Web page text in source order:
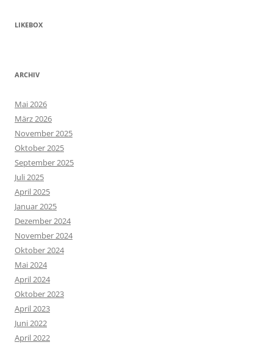
LIKEBOX
ARCHIV
Mai 2026
März 2026
November 2025
Oktober 2025
September 2025
Juli 2025
April 2025
Januar 2025
Dezember 2024
November 2024
Oktober 2024
Mai 2024
April 2024
Oktober 2023
April 2023
Juni 2022
April 2022